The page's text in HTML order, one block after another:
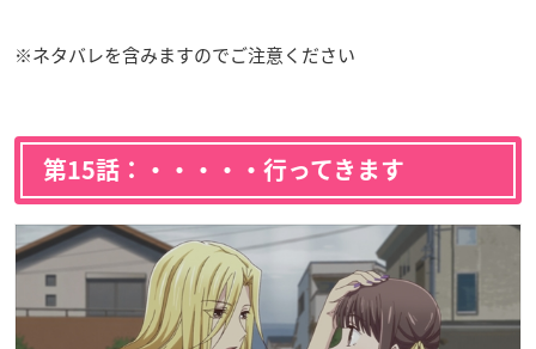
※ネタバレを含みますのでご注意ください
第15話：・・・・・行ってきます